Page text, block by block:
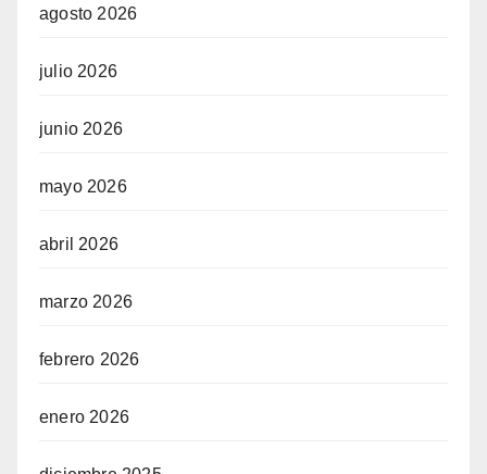
agosto 2026
julio 2026
junio 2026
mayo 2026
abril 2026
marzo 2026
febrero 2026
enero 2026